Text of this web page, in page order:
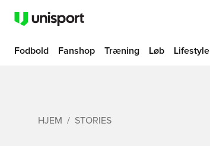
Fodbold Fanshop Træning Løb Lifestyle
HJEM STORIES